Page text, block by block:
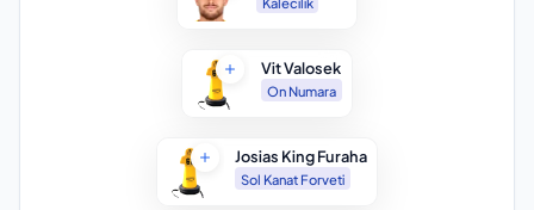
Vit Valosek
On Numara
Josias King Furaha
Sol Kanat Forveti